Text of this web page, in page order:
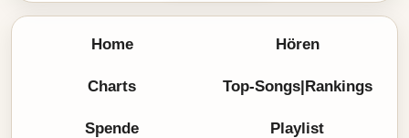
Home Hören
Charts Top-Songs|Rankings
Spende Playlist